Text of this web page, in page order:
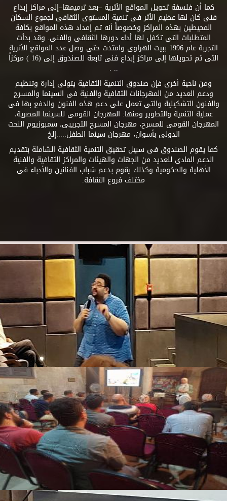
كما أن فلسفة تحويل المواقع الأثرية –بعد ترميمها–إلى مراكز إبداع
فنى كان لها عظيم الأثر فى تنمية المستوى الثقافى لجموع السكان
المحيطين بهذه المراكز وخصوصاً أنه تم إمداد هذه المواقع بكافة
المتطلبات التى تكفل لها أداء دورها الثقافى والفنى. وقد بدأت
التجربة عام 1996 ببيت الهراوى وامتدت حتى وصل عدد المواقع الأثرية
التى تم تحويلها إلى مراكز إبداع فنى تابعة للصندوق إلى (16 ) مركزاً
.. .
ومن ناحية أخرى فإن صندوق التنمية الثقافية يتولى إدارة وتنظيم
ودعم العديد من المهرجانات الثقافية والفنية فى السينما والمسرح
والفنون التشكيلية والتى تعمل على دعم هذه الفنون والدفع بها فى
عملية التنمية والتطوير ومنها: المهرجان القومى للسينما المصرية،
المهرجان القومى للمسرح، مهرجان المسرح التجريبى، سمبوزيوم النحت
الدولى بأسوان، مهرجان سينما الطفل.....إلخ
كما يقوم الصندوق فى سبيل تحقيق التنمية الثقافية الشاملة بتقديم
الدعم المادى للعديد من الجهات والهيئات والمراكز الثقافية والفنية
الأهلية والحكومية وكذلك يقوم بدعم شباب الفنانين والأدباء فى
مختلف فروع الثقافة.